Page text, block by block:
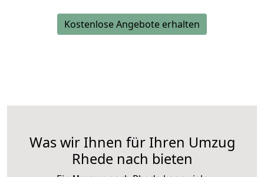
Kostenlose Angebote erhalten
Was wir Ihnen für Ihren Umzug
Rhede nach bieten